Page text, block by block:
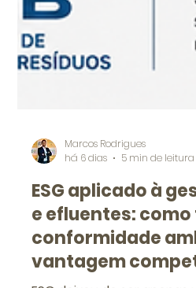
Marcos Rodrigues
há 6 dias
5 min de leitura